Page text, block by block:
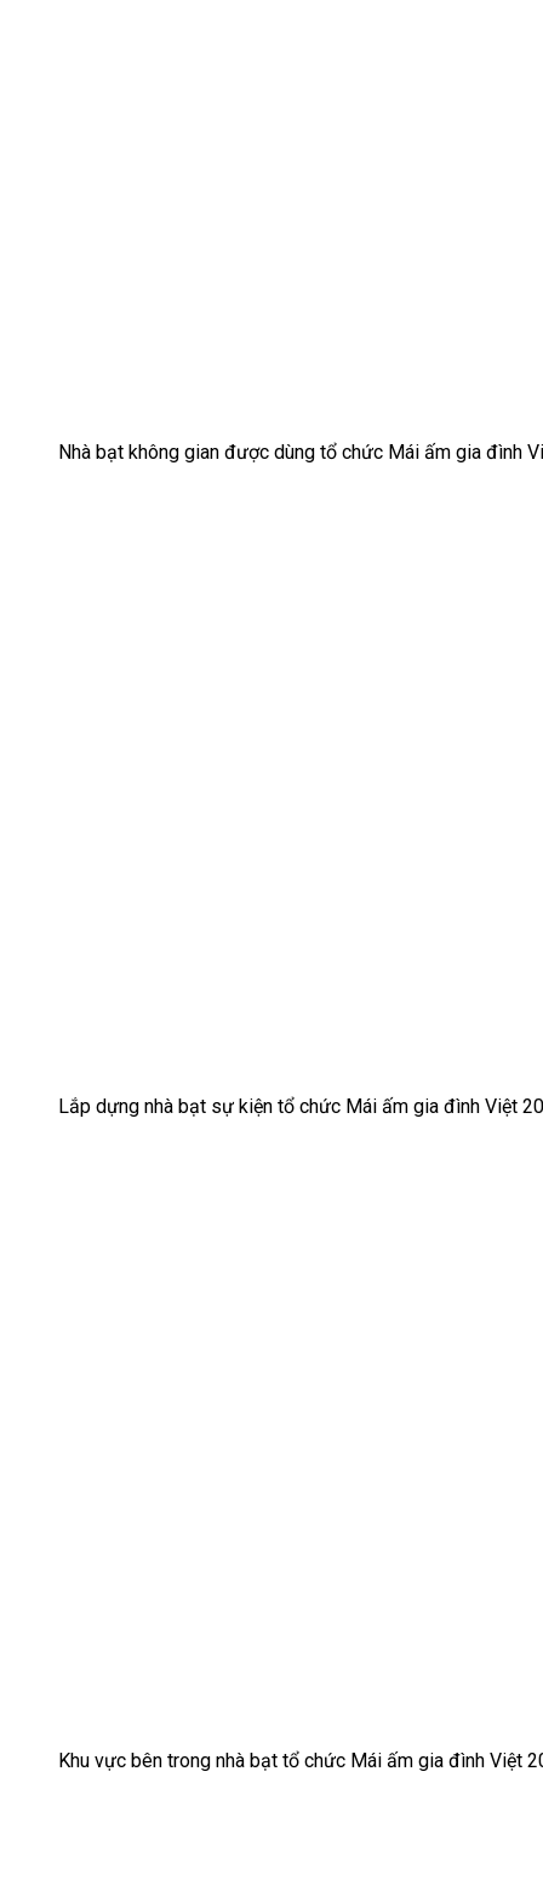
Nhà bạt không gian được dùng tổ chức Mái ấm gia đình
Lắp dựng nhà bạt sự kiện tổ chức Mái ấm gia đình Việt
Khu vực bên trong nhà bạt tổ chức Mái ấm gia đình Việt